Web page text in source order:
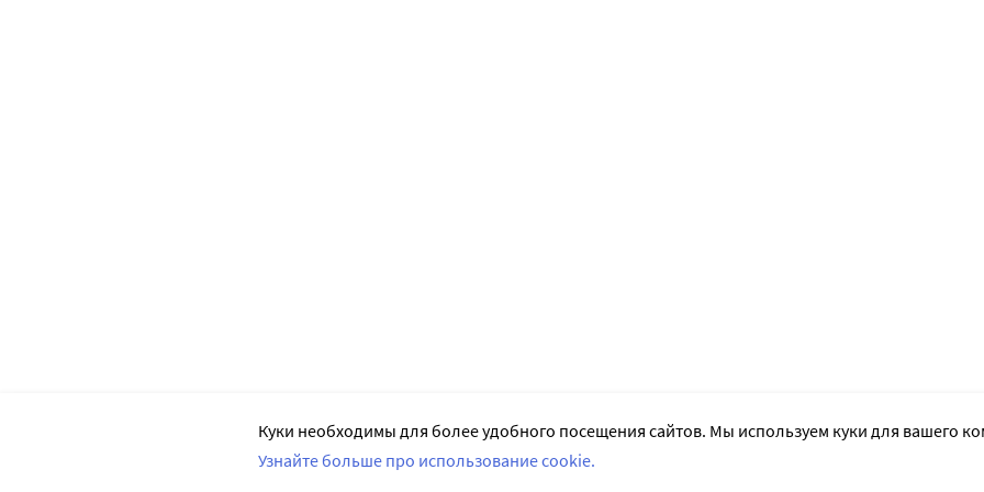
Куки необходимы для более удобного посещения сайтов. Мы используем куки для вашего
Узнайте больше про использование cookie.